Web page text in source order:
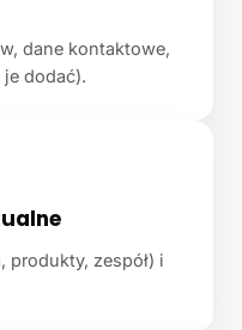
dane kontaktowe,
dodać).
produkty, zespół) i